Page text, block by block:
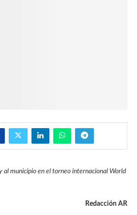
al municipio en el torneo internacional World
Redacción AR